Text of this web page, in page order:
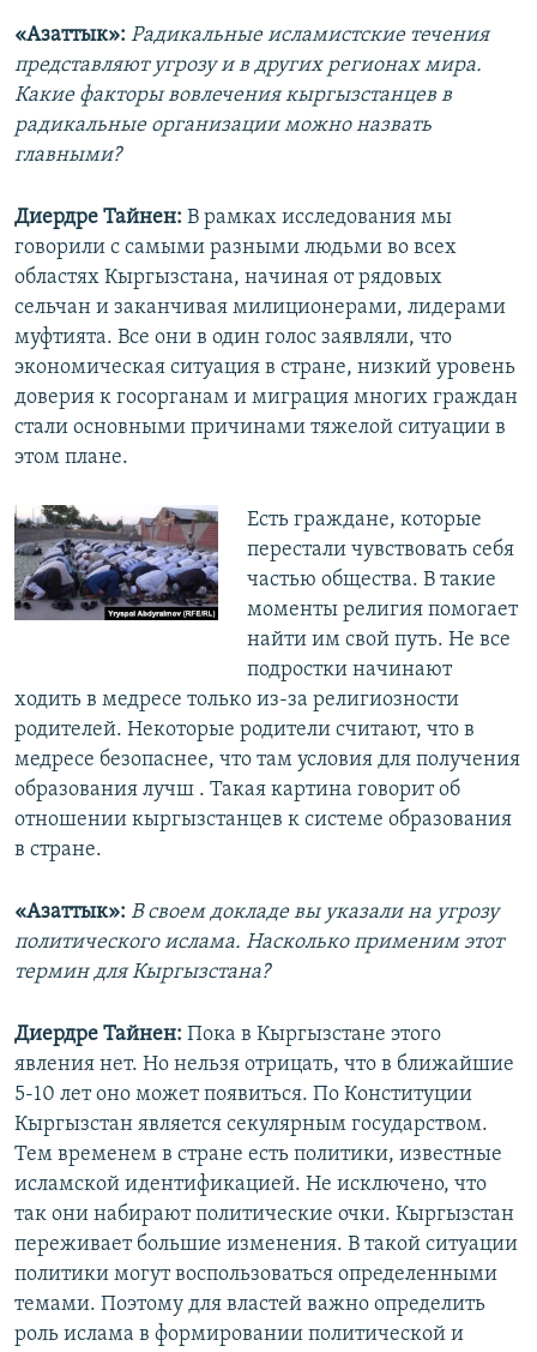
«Азаттык»: Радикальные исламистские течения
представляют угрозу и в других регионах мира.
Какие факторы вовлечения кыргызстанцев в
радикальные организации можно назвать
главными?
Диердре Тайнен: В рамках исследования мы
говорили с самыми разными людьми во всех
областях Кыргызстана, начиная от рядовых
сельчан и заканчивая милиционерами, лидерами
муфтията. Все они в один голос заявляли, что
экономическая ситуация в стране, низкий уровень
доверия к госорганам и миграция многих граждан
стали основными причинами тяжелой ситуации в
этом плане.
Есть граждане, которые
перестали чувствовать себя
частью общества. В такие
моменты религия помогает
найти им свой путь. Не все
подростки начинают
ходить в медресе только из-за религиозности
родителей. Некоторые родители считают, что в
медресе безопаснее, что там условия для получения
образования лучш . Такая картина говорит об
отношении кыргызстанцев к системе образования
в стране.
«Азаттык»: В своем докладе вы указали на угрозу
политического ислама. Насколько применим этот
термин для Кыргызстана?
Диердре Тайнен: Пока в Кыргызстане этого
явления нет. Но нельзя отрицать, что в ближайшие
5-10 лет оно может появиться. По Конституции
Кыргызстан является секулярным государством.
Тем временем в стране есть политики, известные
исламской идентификацией. Не исключено, что
так они набирают политические очки. Кыргызстан
переживает большие изменения. В такой ситуации
политики могут воспользоваться определенными
темами. Поэтому для властей важно определить
роль ислама в формировании политической и